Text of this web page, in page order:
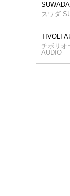
SUWADA
スワダ
TIVOLI
チボリオ
AUDIO